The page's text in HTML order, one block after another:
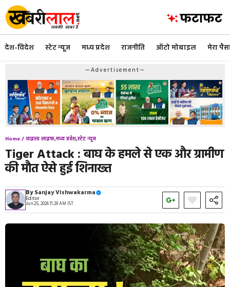
Skip
to
content
देश-विदेश स्टेट न्यूज मध्य प्रदेश राजनीति ऑटो मोबाइल मेरा
—Advertisement—
Home /वाइल्ड लाइफ,मध्य प्रदेश,स्टेट न्यूज
Tiger Attack : बाघ के हमले से एक और ग्रामीण
की मौत ऐसे हुई शिनाख्त
BySanjay Vishwakarma
Editor
Jun 25, 2026 11:29 AM IST